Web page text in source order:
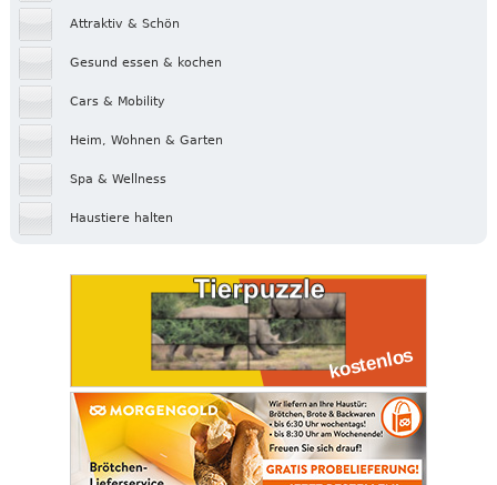
Attraktiv & Schön
Gesund essen & kochen
Cars & Mobility
Heim, Wohnen & Garten
Spa & Wellness
Haustiere halten